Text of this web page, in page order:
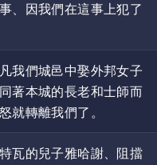
、因我們在這事上犯了
我們城邑中娶外邦女子
著本城的長老和士師而
就轉離我們了。
瓦的兒子雅哈謝、阻擋